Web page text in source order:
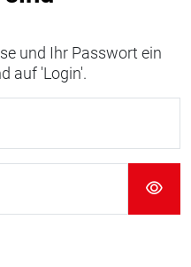
und Ihr Passwort ein
auf 'Login'.